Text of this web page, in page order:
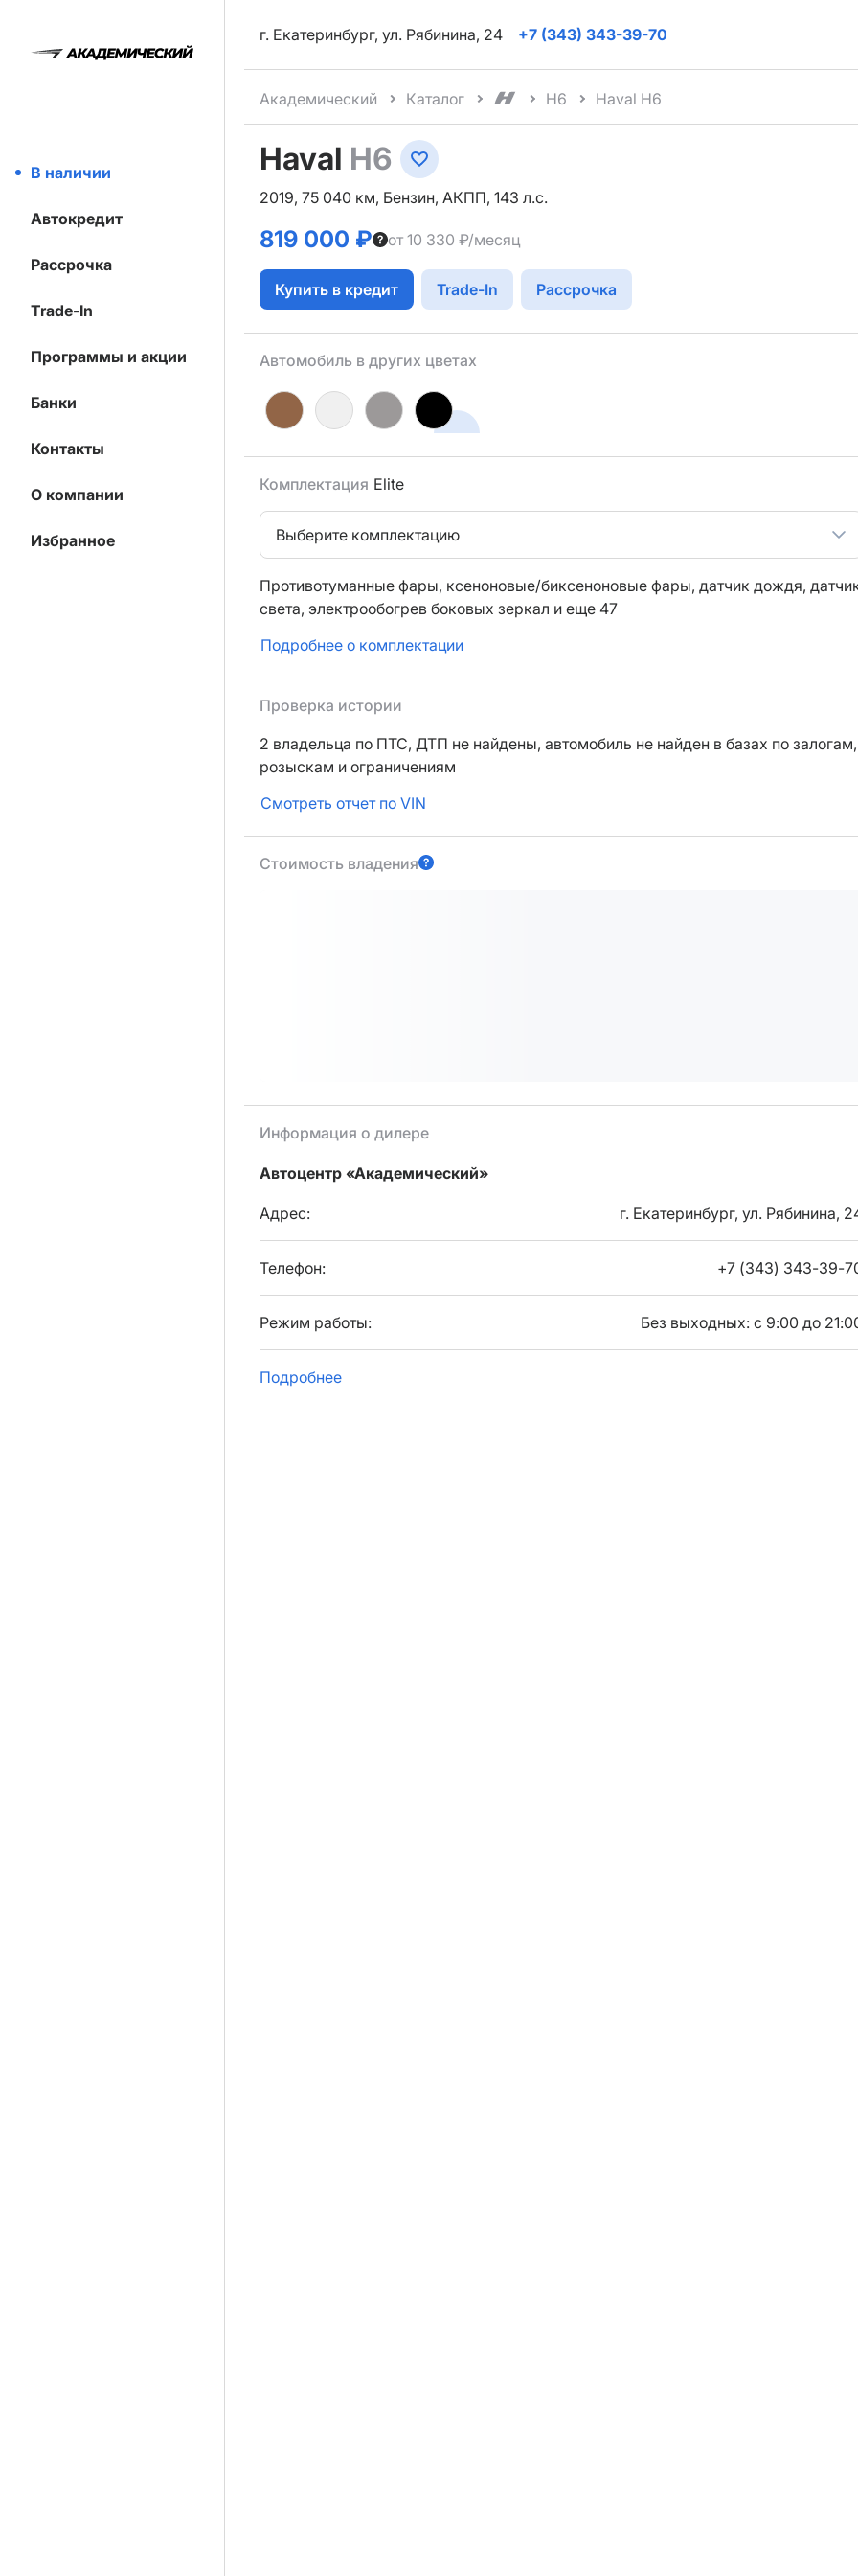
В наличии
Автокредит
Рассрочка
Trade-In
Программы и акции
Банки
Контакты
О компании
Избранное
г. Екатеринбург, ул. Рябинина, 24 +7 (343) 343-39-70
Академический Каталог H6 Haval H6
Haval H6
2019, 75 040 км, Бензин, АКПП, 143 л.с.
819 000 ₽ от 10 330 ₽/месяц
Купить в кредит Trade-In Рассрочка
Автомобиль в других цветах
Комплектация Elite
Выберите комплектацию
Противотуманные фары, ксеноновые/биксеноновые фары, датчик дождя,
света, электрообогрев боковых зеркал и еще 47
Подробнее о комплектации
Проверка истории
2 владельца по ПТС, ДТП не найдены, автомобиль не найден в базах по залогам,
розыскам и ограничениям
Смотреть отчет по VIN
Стоимость владения
Информация о дилере
Автоцентр «Академический»
Адрес: г. Екатеринбург, ул. Рябинина,
Телефон: +7 (343) 343-39-
Режим работы: Без выходных: с 9:00 до
Подробнее